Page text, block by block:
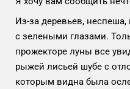
Из-за деревьев,
с зелеными глазами.
прожекторе луны все
рыжей лисьей шубе с
которым видна была